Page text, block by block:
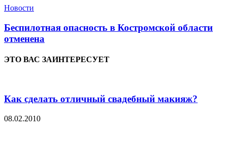
Новости
Беспилотная опасность в Костромской области
отменена
ЭТО ВАС ЗАИНТЕРЕСУЕТ
Как сделать отличный свадебный макияж?
08.02.2010